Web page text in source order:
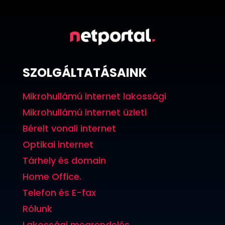
SZOLGÁLTATÁSAINK
Mikrohullámú internet lakossági
Mikrohullámú internet üzleti
Bérelt vonali internet
Optikai internet
Tárhely és domain
Home Office.
Telefon és E-fax
Rólunk